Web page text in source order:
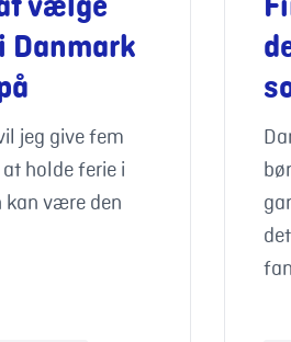
vælge
Danmark
jeg give fem
holde ferie i
kan være den